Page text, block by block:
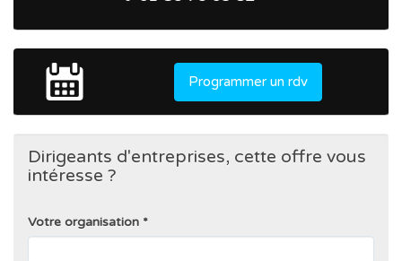
Programmer un rdv
Dirigeants d'entreprises, cette offre vous
intéresse ?
Votre organisation